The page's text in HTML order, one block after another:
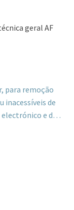
geral AF
para remoção
inacessíveis de
e de
com tubo